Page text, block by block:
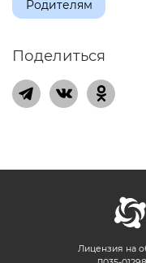
Родителям
Поделиться
Лицензия на